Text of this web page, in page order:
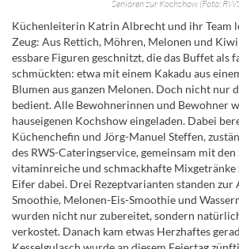
Senioren zur Kochshow (Foto:
Küchenleiterin Katrin Albrecht und ihr Team
Zeug: Aus Rettich, Möhren, Melonen und
essbare Figuren geschnitzt, die das Buffet als
schmückten: etwa mit einem Kakadu aus
Blumen aus ganzen Melonen. Doch nicht nur
bedient. Alle Bewohnerinnen und Bewohner
hauseigenen Kochshow eingeladen. Dabei
Küchenchefin und Jörg-Manuel Steffen,
des RWS-Cateringservice, gemeinsam mit den
vitaminreiche und schmackhafte
Eifer dabei. Drei Rezeptvarianten standen zur
Smoothie, Melonen-Eis-Smoothie und
wurden nicht nur zubereitet, sondern
verkostet. Danach kam etwas Herzhaftes